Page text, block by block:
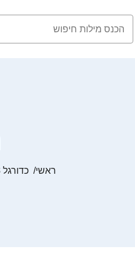
ראשי כדורגל Cup 26-28